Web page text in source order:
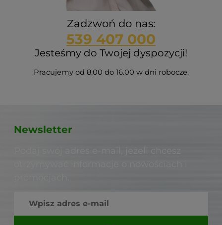
Zadzwoń do nas:
539 407 000
Jesteśmy do Twojej dyspozycji!
Pracujemy od 8.00 do 16.00 w dni robocze.
Newsletter